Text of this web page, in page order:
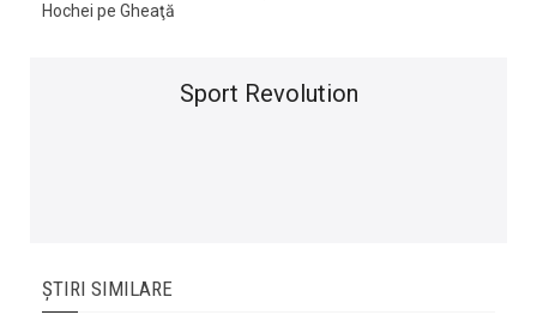
Hochei pe Gheaţă
Sport Revolution
ȘTIRI SIMILARE